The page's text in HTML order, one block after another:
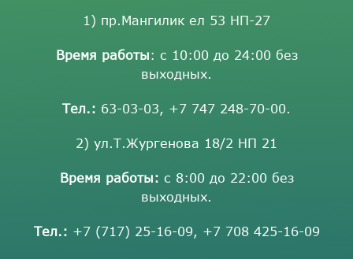
1) пр.Мангилик ел 53 НП-27
Время работы: с 10:00 до 24:00 без
выходных.
Тел.: 63-03-03, +7 747 248-70-00.
2) ул.Т.Жургенова 18/2 НП 21
Время работы: с 8:00 до 22:00 без
выходных.
Тел.: +7 (717) 25-16-09, +7 708 425-16-09